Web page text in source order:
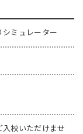
ミュレーター
校いただけませ